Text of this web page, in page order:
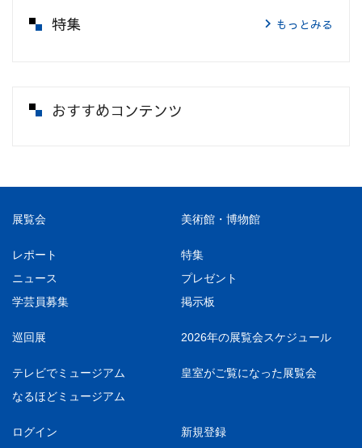
特集 もっとみる
おすすめコンテンツ
展覧会 美術館・博物館
レポート
特集
ニュース
プレゼント
学芸員募集
掲示板
巡回展 2026年の展覧会スケジュール
テレビでミュージアム
皇室がご覧になった展覧会
なるほどミュージアム
ログイン
新規登録